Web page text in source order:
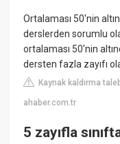
Ortalaması 50'nin
derslerden sorumlu
ortalaması 50'nin
dersten fazla zayıfı
Kaynak kaldırma
ahaber.com.tr
5 zayıfla